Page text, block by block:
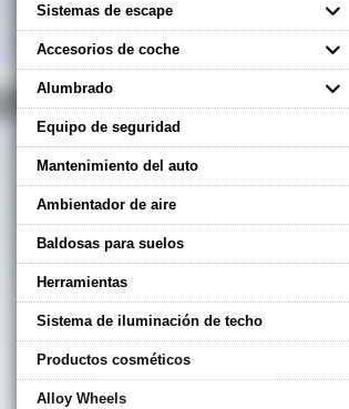
Sistemas de escape
Accesorios de coche
Alumbrado
Equipo de seguridad
Mantenimiento del auto
Ambientador de aire
Baldosas para suelos
Herramientas
Sistema de iluminación de techo
Productos cosméticos
Alloy Wheels